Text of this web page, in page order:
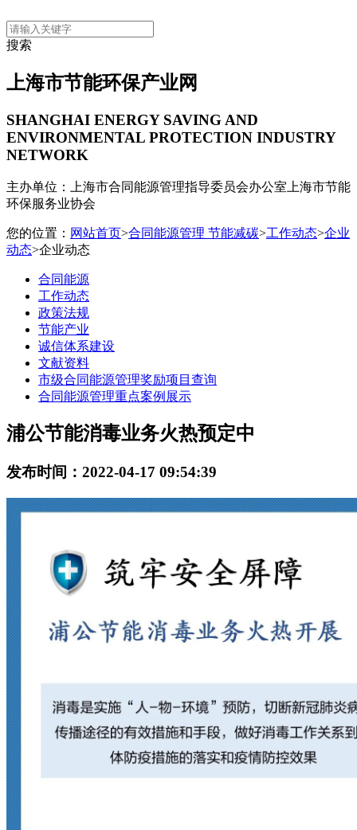
搜索
上海市节能环保产业网
SHANGHAI ENERGY SAVING AND
ENVIRONMENTAL PROTECTION INDUSTRY
NETWORK
主办单位：上海市合同能源管理指导委员会办公室 上海市节能
环保服务业协会
您的位置： 网站首页>合同能源管理 节能减碳>工作动态>企业
动态>企业动态
合同能源
工作动态
政策法规
节能产业
诚信体系建设
文献资料
市级合同能源管理奖励项目查询
合同能源管理重点案例展示
浦公节能消毒业务火热预定中
发布时间：2022-04-17 09:54:39